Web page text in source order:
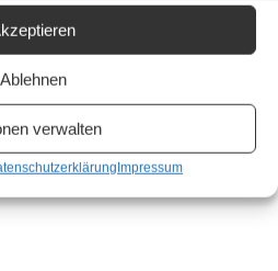
Ablehnen
verwalten
Impressum
fordert jeder Nutzer aus
des Bundes und die